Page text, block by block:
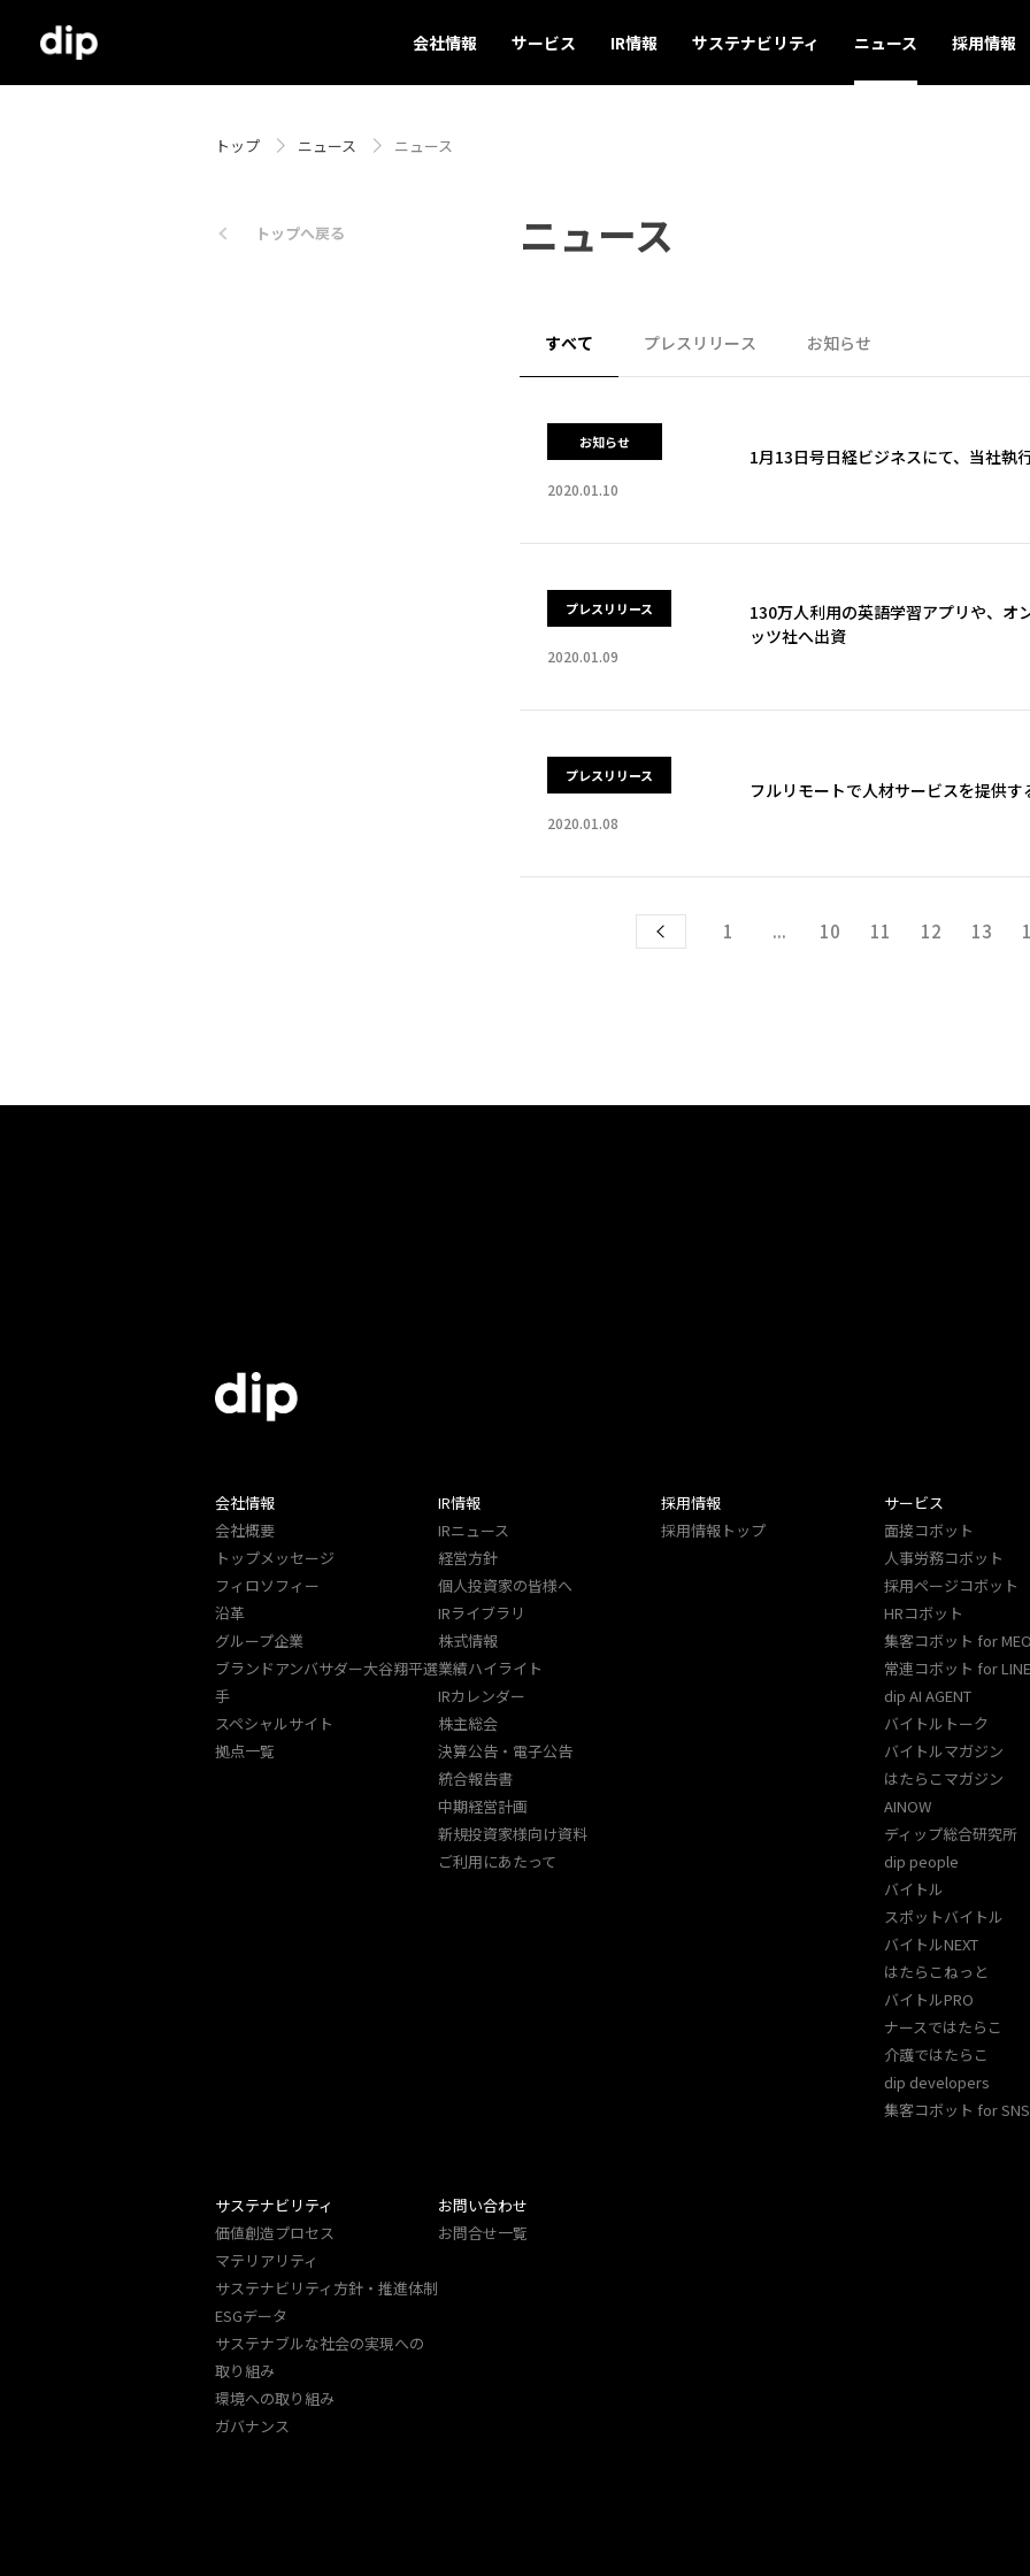
会社情報 サービス IR情報 サステナビリティ ニュース 採用情報
トップ ニュース ニュース
トップへ戻る ニュース
すべて プレスリリース お知らせ
お知らせ
2020.01.10
1月13日号日経ビジネスにて、当社執
プレスリリース
2020.01.09
130万人利用の英語学習アプリや、オ
ッツ社へ出資
プレスリリース
2020.01.08
フルリモートで人材サービスを提供
1 ... 10 11 12 13
会社情報
会社概要
トップメッセージ
フィロソフィー
沿革
グループ企業
ブランドアンバサダー大谷翔平選
手
スペシャルサイト
拠点一覧
IR情報
IRニュース
経営方針
個人投資家の皆様へ
IRライブラリ
株式情報
業績ハイライト
IRカレンダー
株主総会
決算公告・電子公告
統合報告書
中期経営計画
新規投資家様向け資料
ご利用にあたって
採用情報
採用情報トップ
サービス
面接コボット
人事労務コボット​
採用ページコボット​
HRコボット
集客コボット for
常連コボット for LINE​
dip AI AGENT
バイトルトーク
バイトルマガジン
はたらこマガジン
AINOW
ディップ総合研究所
dip people
バイトル
スポットバイトル
バイトルNEXT
はたらこねっと
バイトルPRO
ナースではたらこ
介護ではたらこ
dip developers
集客コボット for
サステナビリティ
価値創造プロセス
マテリアリティ
サステナビリティ方針・推進体制
ESGデータ
サステナブルな社会の実現への
取り組み
環境への取り組み
ガバナンス
お問い合わせ
お問合せ一覧